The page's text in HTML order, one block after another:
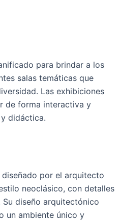
para brindar a los
salas temáticas que
Las exhibiciones
de forma interactiva y
didáctica.
por el arquitecto
neoclásico, con detalles
diseño arquitectónico
un ambiente único y